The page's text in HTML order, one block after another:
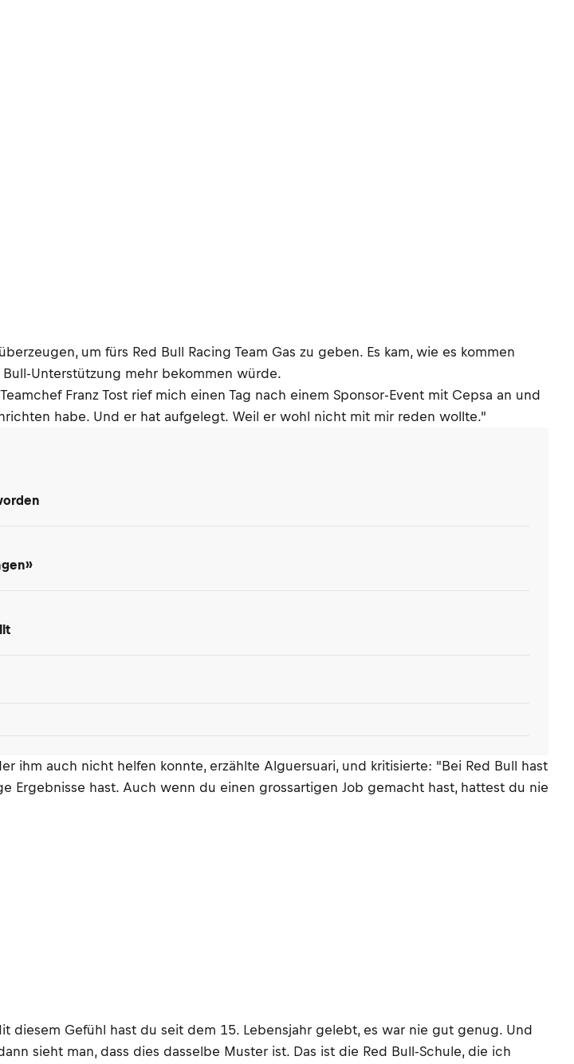
um fürs Red Bull Racing Team Gas zu geben. Es kam, wie es kommen
Unterstützung mehr bekommen würde.
Franz Tost rief mich einen Tag nach einem Sponsor-Event mit Cepsa an und
habe. Und er hat aufgelegt. Weil er wohl nicht mit mir reden wollte."
ihm auch nicht helfen konnte, erzählte Alguersuari, und kritisierte: "Bei Red Bull hast
hast. Auch wenn du einen grossartigen Job gemacht hast, hattest du nie
diesem Gefühl hast du seit dem 15. Lebensjahr gelebt, es war nie gut genug. Und
sieht man, dass dies dasselbe Muster ist. Das ist die Red Bull-Schule, die ich